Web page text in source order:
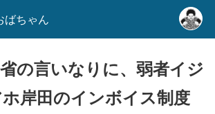
ばちゃん
の言いなりに、弱者イジ
岸田のインボイス制度